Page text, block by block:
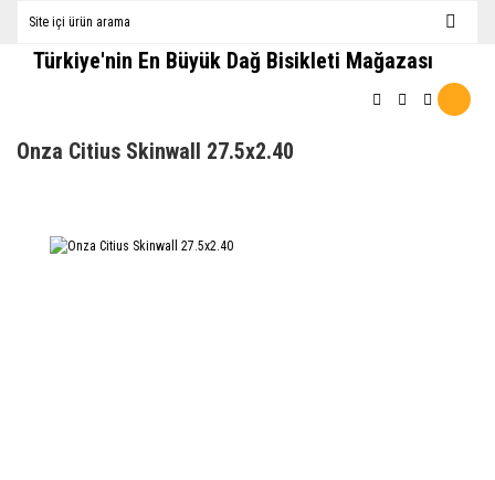
Türkiye'nin En Büyük Dağ Bisikleti Mağazası
Onza Citius Skinwall 27.5x2.40